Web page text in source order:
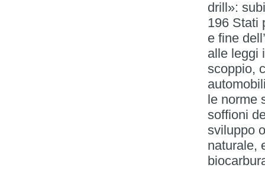
drill»:
196 Stati
e fine
alle leggi
scoppio,
le norme
soffioni
sviluppo
naturale,